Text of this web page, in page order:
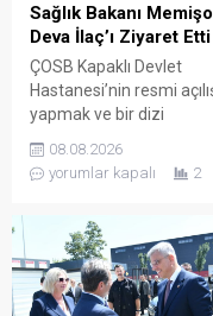
Sağlık Bakanı
Deva İlaç’ı Ziyaret Etti
ÇOSB Kapaklı Devlet
Hastanesi’nin resmi
yapmak ve bir dizi
üzere ilimize gelen Sağlık
Bakanımız Sayın Prof. Dr.
ziyareti kapsamında
sektörü için üretim
firmaları ziyaret etti. Bu
doğrultuda ilaç ve ilaç
08.08.2026
yorumlar kapalı
2